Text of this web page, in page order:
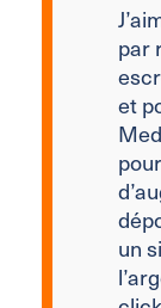
par
et
un